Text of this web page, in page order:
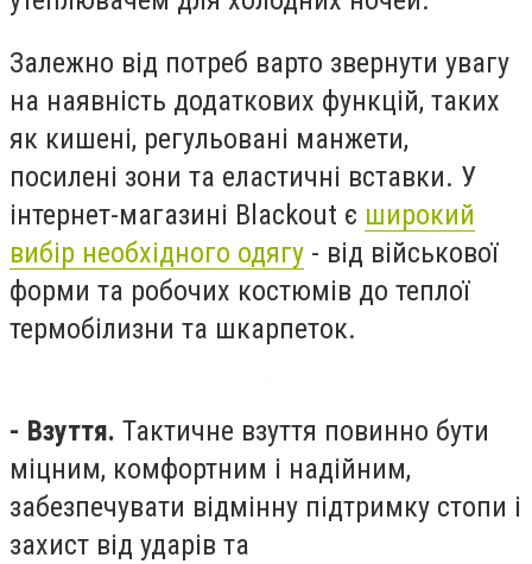
Залежно від потреб варто звернути увагу
на наявність додаткових функцій, таких
як кишені, регульовані манжети,
посилені зони та еластичні вставки. У
інтернет-магазині Blackout є широкий
вибір необхідного одягу - від військової
форми та робочих костюмів до теплої
термобілизни та шкарпеток.
- Взуття. Тактичне взуття повинно бути
міцним, комфортним і надійним,
забезпечувати відмінну підтримку стопи і
захист від ударів та